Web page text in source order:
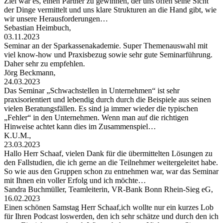
der Dinge vermittelt und uns klare Strukturen an die Hand gibt, wie
wir unsere Herausforderungen…
Sebastian Heimbuch,
03.11.2023
Seminar an der Sparkassenakademie. Super Themenauswahl mit
viel know-how und Praxisbezug sowie sehr gute Seminarführung.
Daher sehr zu empfehlen.
Jörg Beckmann,
24.03.2023
Das Seminar „Schwachstellen in Unternehmen“ ist sehr
praxisorientiert und lebendig durch durch die Beispiele aus seinen
vielen Beratungsfällen. Es sind ja immer wieder die typischen
„Fehler“ in den Unternehmen. Wenn man auf die richtigen
Hinweise achtet kann dies im Zusammenspiel…
K.U.M.,
23.03.2023
Hallo Herr Schaaf, vielen Dank für die übermittelten Lösungen zu
den Fallstudien, die ich gerne an die Teilnehmer weitergeleitet habe.
So wie aus den Gruppen schon zu entnehmen war, war das Seminar
mit Ihnen ein voller Erfolg und ich möchte…
Sandra Buchmüller, Teamleiterin, VR-Bank Bonn Rhein-Sieg eG,
16.02.2023
Einen schönen Samstag Herr Schaaf,ich wollte nur ein kurzes Lob
für Ihren Podcast loswerden, den ich sehr schätze und durch den ich